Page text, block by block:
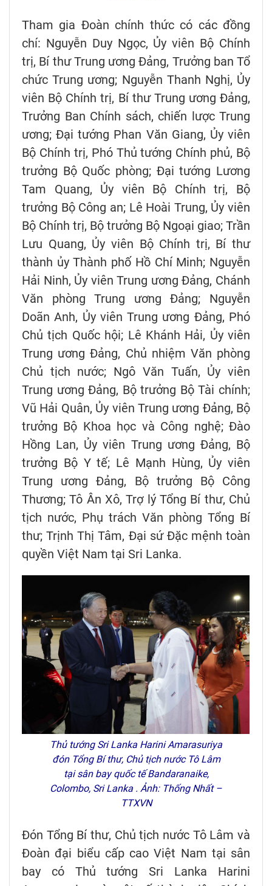
Tham gia Đoàn chính thức có các đồng
chí: Nguyễn Duy Ngọc, Ủy viên Bộ Chính
trị, Bí thư Trung ương Đảng, Trưởng ban Tổ
chức Trung ương; Nguyễn Thanh Nghị, Ủy
viên Bộ Chính trị, Bí thư Trung ương Đảng,
Trưởng Ban Chính sách, chiến lược Trung
ương; Đại tướng Phan Văn Giang, Ủy viên
Bộ Chính trị, Phó Thủ tướng Chính phủ, Bộ
trưởng Bộ Quốc phòng; Đại tướng Lương
Tam Quang, Ủy viên Bộ Chính trị, Bộ
trưởng Bộ Công an; Lê Hoài Trung, Ủy viên
Bộ Chính trị, Bộ trưởng Bộ Ngoại giao; Trần
Lưu Quang, Ủy viên Bộ Chính trị, Bí thư
thành ủy Thành phố Hồ Chí Minh; Nguyễn
Hải Ninh, Ủy viên Trung ương Đảng, Chánh
Văn phòng Trung ương Đảng; Nguyễn
Doãn Anh, Ủy viên Trung ương Đảng, Phó
Chủ tịch Quốc hội; Lê Khánh Hải, Ủy viên
Trung ương Đảng, Chủ nhiệm Văn phòng
Chủ tịch nước; Ngô Văn Tuấn, Ủy viên
Trung ương Đảng, Bộ trưởng Bộ Tài chính;
Vũ Hải Quân, Ủy viên Trung ương Đảng, Bộ
trưởng Bộ Khoa học và Công nghệ; Đào
Hồng Lan, Ủy viên Trung ương Đảng, Bộ
trưởng Bộ Y tế; Lê Mạnh Hùng, Ủy viên
Trung ương Đảng, Bộ trưởng Bộ Công
Thương; Tô Ân Xô, Trợ lý Tổng Bí thư, Chủ
tịch nước, Phụ trách Văn phòng Tổng Bí
thư; Trịnh Thị Tâm, Đại sứ Đặc mệnh toàn
quyền Việt Nam tại Sri Lanka.
Thủ tướng Sri Lanka Harini Amarasuriya
đón Tổng Bí thư, Chủ tịch nước Tô Lâm
tại sân bay quốc tế Bandaranaike,
Colombo, Sri Lanka . Ảnh: Thống Nhất –
TTXVN
Đón Tổng Bí thư, Chủ tịch nước Tô Lâm và
Đoàn đại biểu cấp cao Việt Nam tại sân
bay có Thủ tướng Sri Lanka Harini